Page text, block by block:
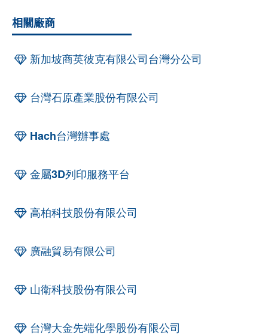
相關廠商
新加坡商英彼克有限公司台灣分公司
台灣石原產業股份有限公司
Hach台灣辦事處
金屬3D列印服務平台
高柏科技股份有限公司
廣融貿易有限公司
山衛科技股份有限公司
台灣大金先端化學股份有限公司